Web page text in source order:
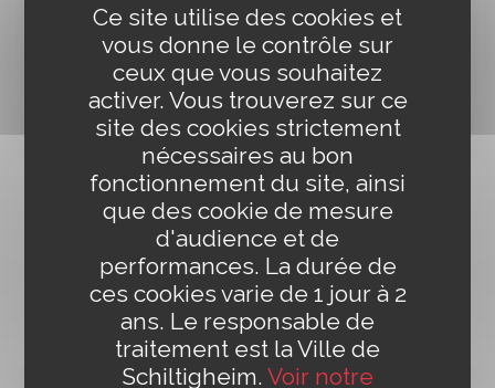
06 70 30 33 99
Lara Schott-Schulz
Service communication
07 89 44 22 73
ENVOYER UN MAIL
Ce site utilise des cookies et
vous donne le contrôle sur
ceux que vous souhaitez
activer. Vous trouverez sur ce
site des cookies strictement
nécessaires au bon
fonctionnement du site, ainsi
que des cookie de mesure
d'audience et de
performances. La durée de
ces cookies varie de 1 jour à 2
ans. Le responsable de
traitement est la Ville de
Schiltigheim. Voir notre